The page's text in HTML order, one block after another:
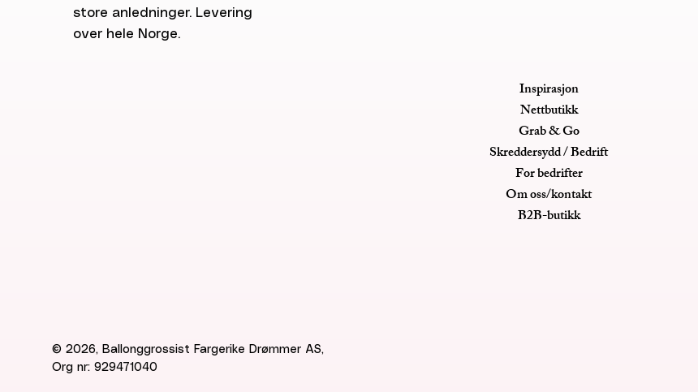
store anledninger. Levering
over hele Norge.
© 2026, Ballonggrossist Fargerike Drømmer AS,
Org nr: 929471040
Inspirasjon
Nettbutikk
Grab & Go
Skreddersydd / Bedrift
For bedrifter
Om oss/kontakt
B2B-butikk